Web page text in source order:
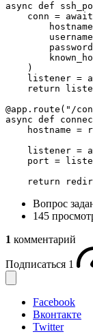
async def
conn =
    )
listener =
return
@app.route("/
async def
hostname =
listener =
port =
return
Вопрос
145
1 комментарий
Подписаться 1
Facebook
Вконтакте
Twitter